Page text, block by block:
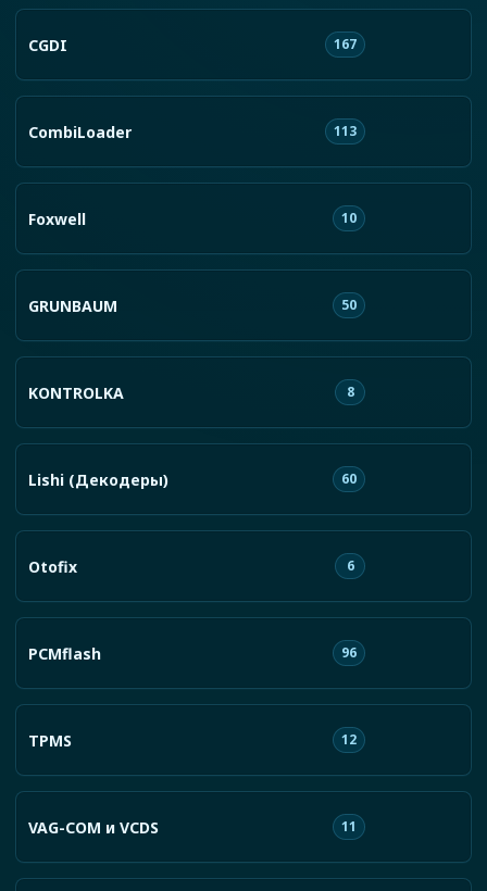
CGDI 167
CombiLoader 113
Foxwell 10
GRUNBAUM 50
KONTROLKA 8
Lishi (Декодеры) 60
Otofix 6
PCMflash 96
TPMS 12
VAG-COM и VCDS 11